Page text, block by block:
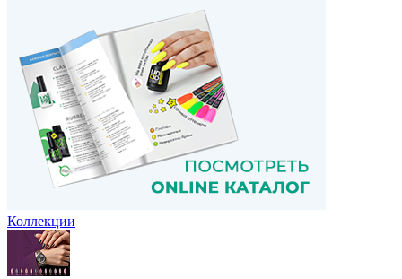
Коллекции